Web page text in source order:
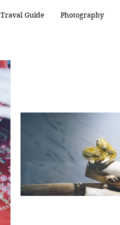
Traval Guide Photography